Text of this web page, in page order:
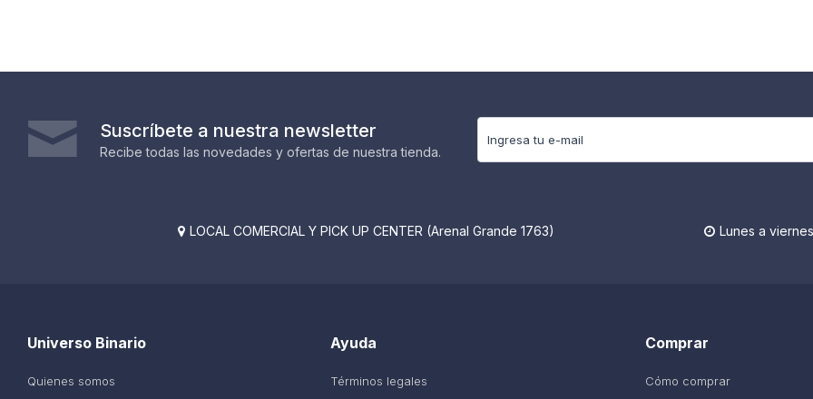
Suscríbete a nuestra newsletter
Recibe todas las novedades y ofertas de nuestra tienda.
 LOCAL COMERCIAL Y PICK UP CENTER (Arenal Grande 1763)  Lunes a
Ayuda
Términos legales
Universo Binario
Quienes somos
Comprar
Cómo comprar